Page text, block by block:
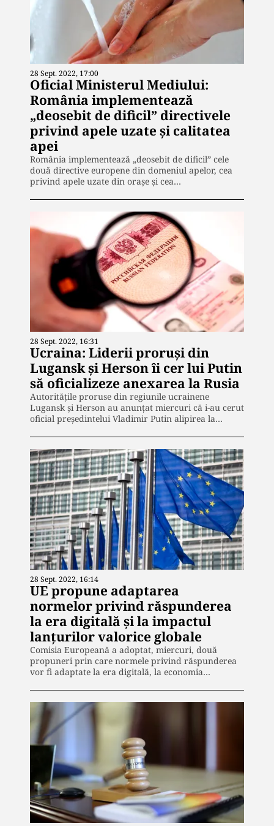
28 Sept. 2022, 17:00
Oficial Ministerul Mediului:
România implementează
„deosebit de dificil” directivele
privind apele uzate şi calitatea
apei
România implementează „deosebit de dificil” cele
două directive europene din domeniul apelor, cea
privind apele uzate din oraşe şi cea…
28 Sept. 2022, 16:31
Ucraina: Liderii proruşi din
Lugansk şi Herson îi cer lui Putin
să oficializeze anexarea la Rusia
Autorităţile proruse din regiunile ucrainene
Lugansk şi Herson au anunţat miercuri că i-au cerut
oficial preşedintelui Vladimir Putin alipirea la…
28 Sept. 2022, 16:14
UE propune adaptarea
normelor privind răspunderea
la era digitală şi la impactul
lanţurilor valorice globale
Comisia Europeană a adoptat, miercuri, două
propuneri prin care normele privind răspunderea
vor fi adaptate la era digitală, la economia…